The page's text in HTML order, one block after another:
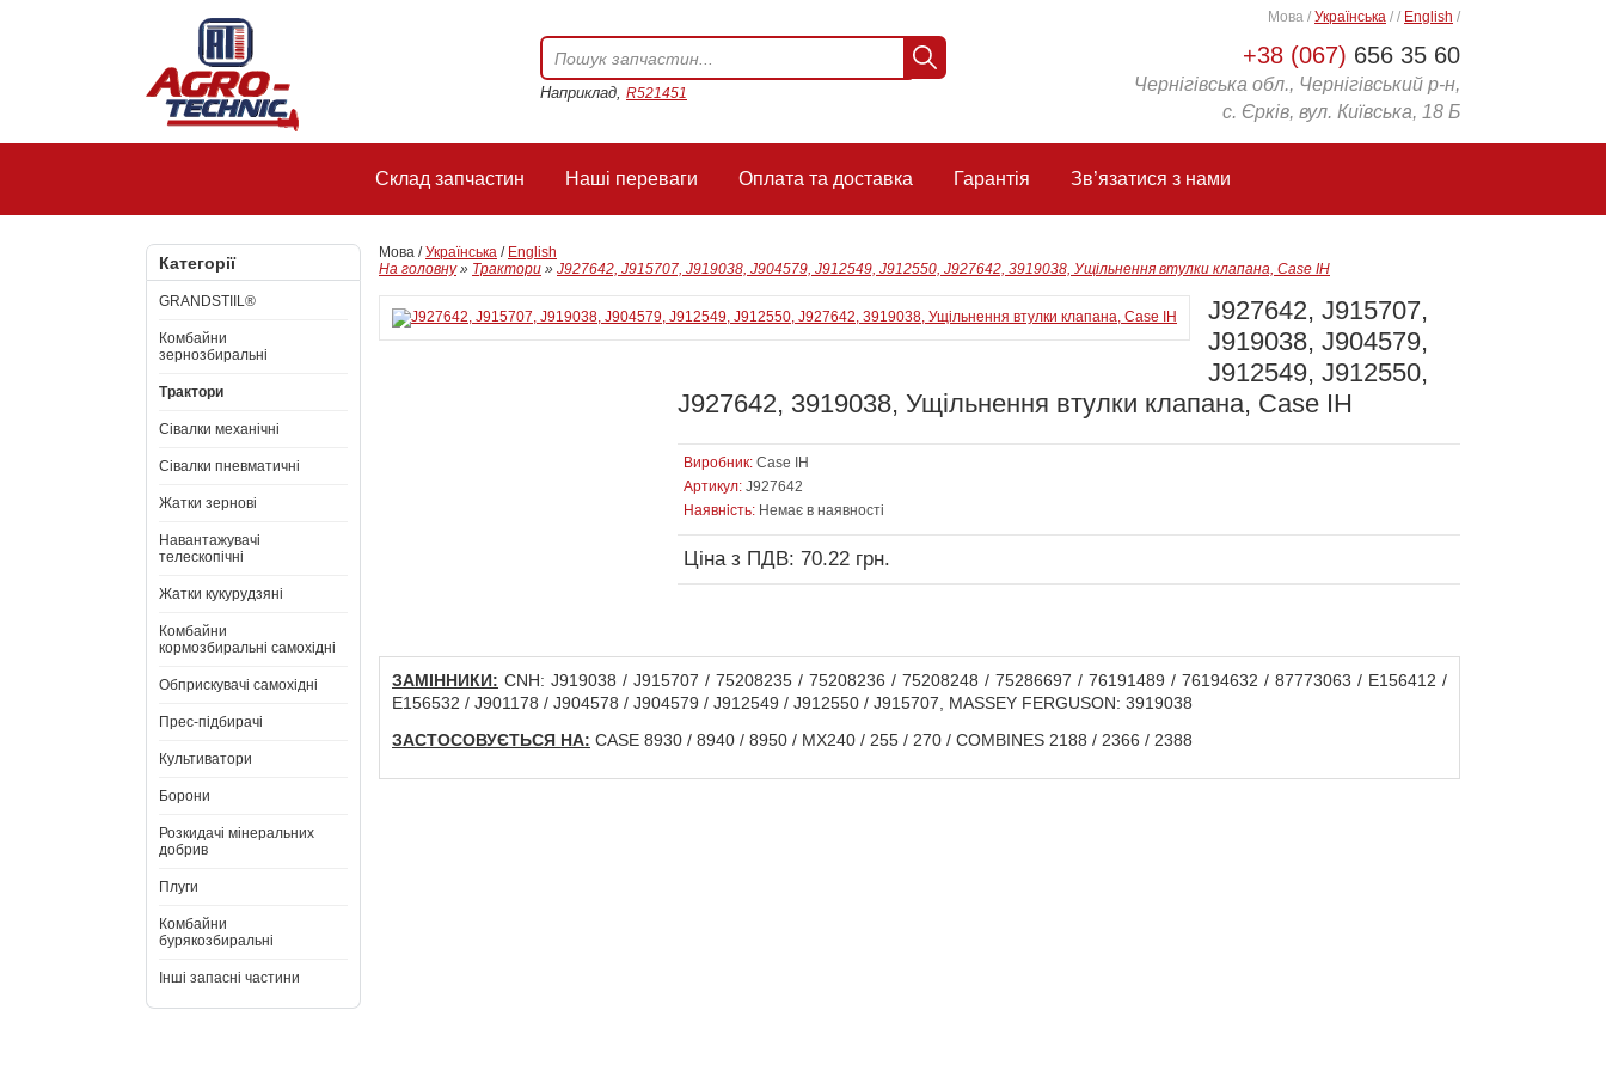
+38 (067) 656 35 60
Чернігівська обл., Чернігівський р-н,
с. Єрків, вул. Київська, 18 Б
Мова / Українська / / English /
Наприклад, R521451
Склад запчастин Наші переваги Оплата та доставка Гарантія Зв’язатися з нами
Категорії
GRANDSTIIL®
Комбайни
зернозбиральні
Трактори
Сівалки механічні
Сівалки пневматичні
Жатки зернові
Навантажувачі
телескопічні
Жатки кукурудзяні
Комбайни
кормозбиральні самохідні
Обприскувачі самохідні
Прес-підбирачі
Культиватори
Борони
Розкидачі мінеральних
добрив
Плуги
Комбайни
бурякозбиральні
Інші запасні частини
Мова /Українська / English
На головну» Трактори » J927642, J915707, J919038, J904579, J912549, J912550, J927642, 3919038, Ущільнення втулки клапана, Case IH
J927642, J915707,
J919038, J904579,
J912549, J912550,
J927642, 3919038, Ущільнення втулки клапана, Case IH
Виробник: Case IH
Артикул: J927642
Наявність: Немає в наявності
Ціна з ПДВ: 70.22 грн.
ЗАМІННИКИ: CNH: J919038 / J915707 / 75208235 / 75208236 / 75208248 / 75286697 / 76191489 / 76194632 / 87773063 / E156412 /
E156532 / J901178 / J904578 / J904579 / J912549 / J912550 / J915707, MASSEY FERGUSON: 3919038
ЗАСТОСОВУЄТЬСЯ НА: CASE 8930 / 8940 / 8950 / MX240 / 255 / 270 / COMBINES 2188 / 2366 / 2388